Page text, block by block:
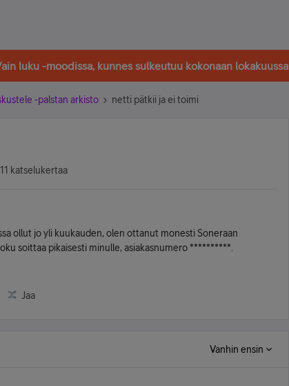
luku -moodissa, kunnes sulkeutuu kokonaan lokakuussa
-palstan arkisto netti pätkii ja ei toimi
11 katselukertaa
ollut jo yli kuukauden, olen ottanut monesti Soneraan
soittaa pikaisesti minulle, asiakasnumero **********.
Jaa
Vanhin ensin